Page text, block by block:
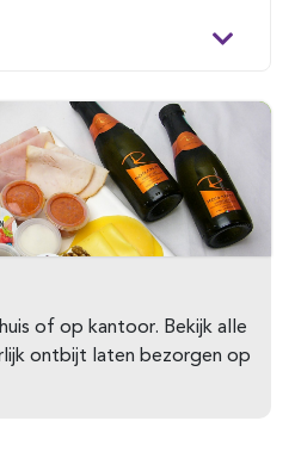
of op kantoor. Bekijk alle
ontbijt laten bezorgen op